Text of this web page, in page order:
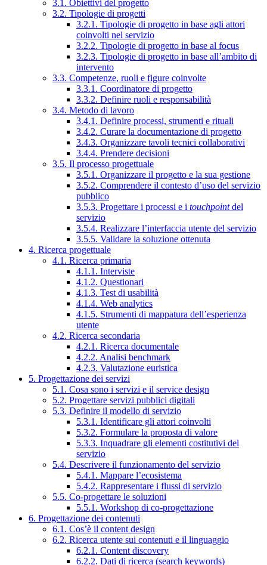
3.1. Obiettivi del progetto
3.2. Tipologie di progetti
3.2.1. Tipologie di progetto in base agli attori
coinvolti nel servizio
3.2.2. Tipologie di progetto in base al focus
3.2.3. Tipologie di progetto in base all’ambito di
intervento
3.3. Competenze, ruoli e figure coinvolte
3.3.1. Coordinatore di progetto
3.3.2. Definire ruoli e responsabilità
3.4. Metodo di lavoro
3.4.1. Definire processi, strumenti e rituali
3.4.2. Curare la documentazione di progetto
3.4.3. Organizzare tavoli tecnici collaborativi
3.4.4. Prendere decisioni
3.5. Il processo progettuale
3.5.1. Organizzare il progetto e la sua gestione
3.5.2. Comprendere il contesto d’uso del servizio
pubblico
3.5.3. Progettare i processi e i touchpointdel
servizio
3.5.4. Realizzare l’interfaccia utente del servizio
3.5.5. Validare la soluzione ottenuta
4. Ricerca progettuale
4.1. Ricerca primaria
4.1.1. Interviste
4.1.2. Questionari
4.1.3. Test di usabilità
4.1.4. Web analytics
4.1.5. Strumenti di mappatura dell’esperienza
utente
4.2. Ricerca secondaria
4.2.1. Ricerca documentale
4.2.2. Analisi benchmark
4.2.3. Valutazione euristica
5. Progettazione dei servizi
5.1. Cosa sono i servizi e il service design
5.2. Progettare servizi pubblici digitali
5.3. Definire il modello di servizio
5.3.1. Identificare gli attori coinvolti
5.3.2. Formulare la proposta di valore
5.3.3. Inquadrare gli elementi costitutivi del
servizio
5.4. Descrivere il funzionamento del servizio
5.4.1. Mappare l’ecosistema
5.4.2. Rappresentare i flussi di servizio
5.5. Co-progettare le soluzioni
5.5.1. Workshop di co-progettazione
6. Progettazione dei contenuti
6.1. Cos’è il content design
6.2. Ricerca utente sui contenuti e il linguaggio
6.2.1. Content discovery
6.2.2. Dati di ricerca (search keywords)